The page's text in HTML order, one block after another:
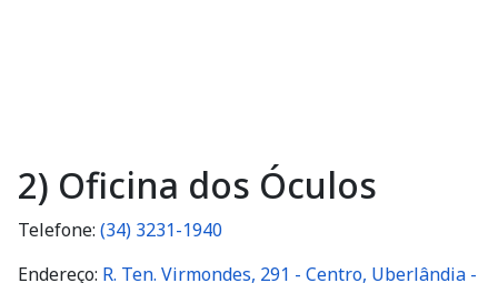
2) Oficina dos Óculos
Telefone: (34) 3231-1940
Endereço: R. Ten. Virmondes, 291 - Centro, Uberlândia -